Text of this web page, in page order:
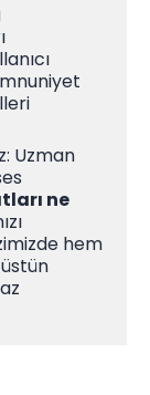
Uzman
ne
hem